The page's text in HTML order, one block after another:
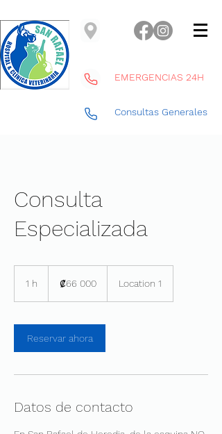
EMERGENCIAS 24H
Consultas Generales
Consulta
Especializada
1 h
costarricenses
₡66 000 Location 1
Reservar ahora
Datos de contacto